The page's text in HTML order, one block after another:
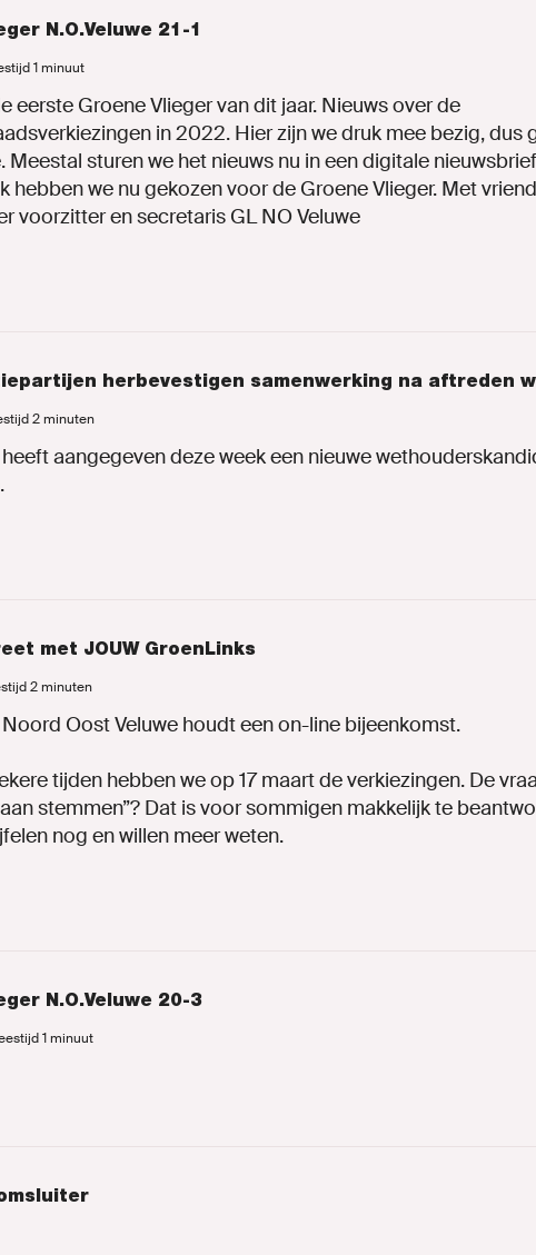
N.O.Veluwe 21-1
1 minuut
eerste Groene Vlieger van dit jaar. Nieuws over de
in 2022. Hier zijn we druk mee bezig, dus
Meestal sturen we het nieuws nu in een digitale
hebben we nu gekozen voor de Groene Vlieger. Met
voorzitter en secretaris GL NO Veluwe
herbevestigen samenwerking na aftreden
2 minuten
aangegeven deze week een nieuwe
met JOUW GroenLinks
2 minuten
Oost Veluwe houdt een on-line bijeenkomst.
tijden hebben we op 17 maart de verkiezingen. De
stemmen”? Dat is voor sommigen makkelijk te
nog en willen meer weten.
N.O.Veluwe 20-3
1 minuut